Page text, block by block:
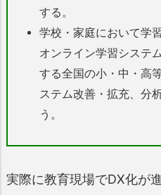
する。
学校・家庭において学
オンライン学習システ
する全国の小・中・高
ステム改善・拡充、分
う。
実際に教育現場でDX化が